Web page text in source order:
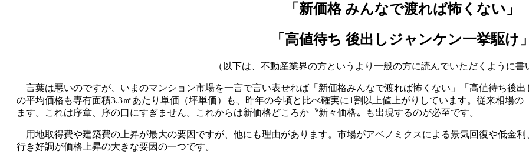
「新価格 みんなで渡れば怖くない」
「高値待ち 後出しジャンケン一挙駆け」
（以下は、不動産業界の方というより一般の方に読んでいただくように書
言葉は悪いのですが、いまのマンション市場を一言で言い表せれば「新価格みんなで渡れば怖くない」「高値待ち後
の平均価格も専有面積3.3㎡あたり単価（坪単価）も、昨年の今頃と比べ確実に1割以上値上がりしています。従来相場
ます。これは序章、序の口にすぎません。これからは新価格どころか〝新々価格〟も出現するのが必至です。
用地取得費や建築費の上昇が最大の要因ですが、他にも理由があります。市場がアベノミクスによる景気回復や低金
行き好調が価格上昇の大きな要因の一つです。